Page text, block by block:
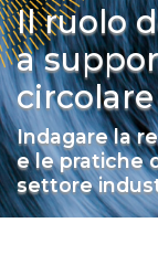
Il ruolo
a
Indagare la
e le pratiche
settore